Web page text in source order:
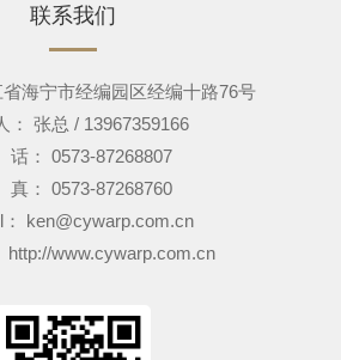
联系我们
海宁市经编园区经编十路76号
： 张总 / 13967359166
： 0573-87268807
： 0573-87268760
ken@cywarp.com.cn
http://www.cywarp.com.cn